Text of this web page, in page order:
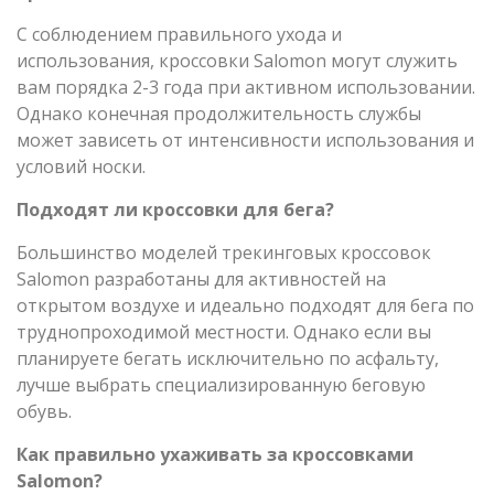
С соблюдением правильного ухода и
использования, кроссовки Salomon могут служить
вам порядка 2-3 года при активном использовании.
Однако конечная продолжительность службы
может зависеть от интенсивности использования и
условий носки.
Подходят ли кроссовки для бега?
Большинство моделей трекинговых кроссовок
Salomon разработаны для активностей на
открытом воздухе и идеально подходят для бега по
труднопроходимой местности. Однако если вы
планируете бегать исключительно по асфальту,
лучше выбрать специализированную беговую
обувь.
Как правильно ухаживать за кроссовками
Salomon?